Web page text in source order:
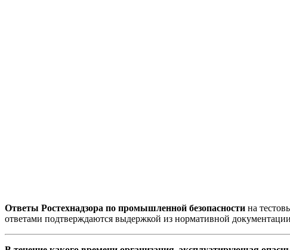
Ответы Ростехнадзора по промышленной безопасности на
ответами подтверждаются выдержкой из нормативной